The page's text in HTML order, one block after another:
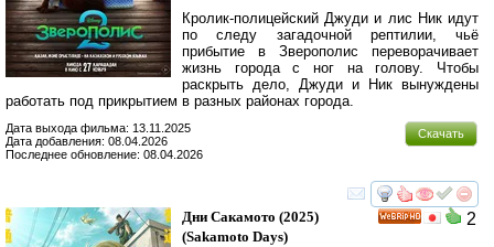
Кролик-полицейский Джуди и лис Ник идут
по следу загадочной рептилии, чьё
прибытие в Зверополис переворачивает
жизнь города с ног на голову. Чтобы
раскрыть дело, Джуди и Ник вынуждены
работать под прикрытием в разных районах города.
Скачать
Дата выхода фильма: 13.11.2025
Дата добавления: 08.04.2026
Последнее обновление: 08.04.2026
смотреть
2
Дни Сакамото (2025)
(Sakamoto Days)